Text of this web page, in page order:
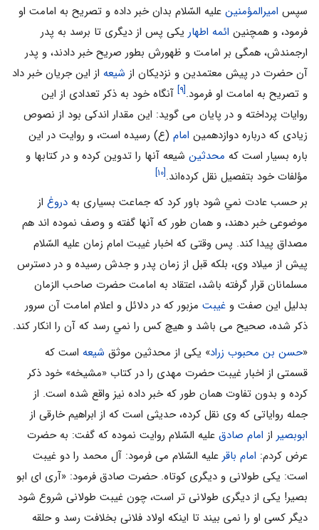
سپس امیرالمؤمنین علیه السّلام بدان خبر داده و تصریح به امامت او
فرمود، و همچنین ائمه اطهار یکى پس از دیگرى تا برسد به پدر
ارجمندش، همگى بر امامت و ظهورش بطور صریح خبر دادند، و پدر
آن حضرت در پیش‏ معتمدین و نزدیکان از شیعه از این جریان خبر داد
و تصریح به امامت او فرمود.[۹]
آنگاه خود به ذکر تعدادی از این
روایات پرداخته و در پایان می گوید: این مقدار اندکى بود از نصوص
زیادى که درباره دوازدهمین امام (ع) رسیده است، و روایت در این
باره بسیار است که محدثین شیعه آنها را تدوین کرده و در کتابها و
مؤلفات خود بتفصیل نقل کرده‌‏اند.[۱۰]
بر حسب عادت نمي شود باور كرد كه جماعت بسيارى به دروغ از
موضوعى خبر دهند، و همان طور كه آنها گفته و وصف نموده ‏اند هم
مصداق پيدا كند. پس وقتى كه اخبار غيبت امام زمان عليه السّلام
پيش از ميلاد وى، بلكه قبل از زمان پدر و جدش رسيده و در دسترس
مسلمانان قرار گرفته باشد، اعتقاد به امامت حضرت صاحب الزمان
بدليل اين صفت و غیبت مزبور كه در دلائل و اعلام امامت آن سرور
ذكر شده، صحيح مى‏ باشد و هيچ كس را نمي رسد كه آن را انكار كند.
«حسن بن محبوب زراد» يكى از محدثين موثق شيعه است كه
قسمتى از اخبار غيبت حضرت مهدی را در كتاب «مشيخه» خود ذكر
كرده و بدون تفاوت همان طور كه خبر داده نيز واقع شده است. از
جمله رواياتى كه وى نقل كرده، حديثى است كه از ابراهيم خارقى از
ابوبصير از امام صادق عليه السّلام روايت نموده كه گفت: به حضرت
عرض كردم: امام باقر عليه السّلام می فرمود: آل محمد را دو غيبت
است: يكى طولانى و ديگرى كوتاه. حضرت صادق فرمود: «آرى اى ابو
بصير! يكى از ديگرى طولانى ‏تر است، چون غيبت طولانى شروع شود
ديگر كسى او را نمى‏ بيند تا اينكه اولاد فلانى بخلافت رسد و حلقه